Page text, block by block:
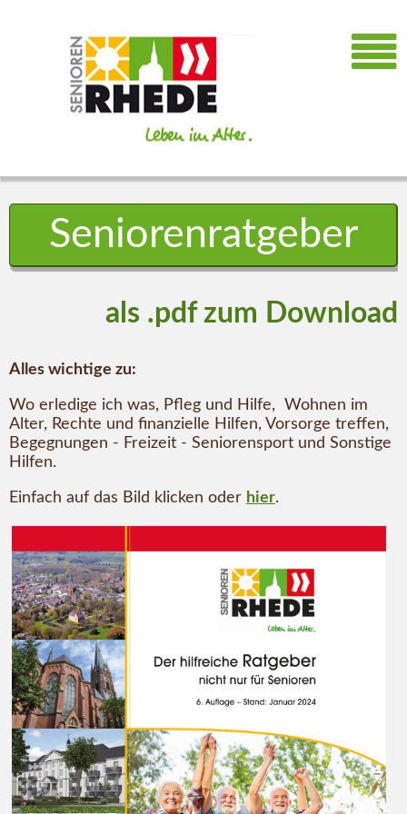
Seniorenratgeber
als .pdf zum Download
Alles wichtige zu:
Wo erledige ich was, Pfleg und Hilfe, Wohnen im
Alter, Rechte und finanzielle Hilfen, Vorsorge treffen,
Begegnungen - Freizeit - Seniorensport und Sonstige
Hilfen.
Einfach auf das Bild klicken oder hier.